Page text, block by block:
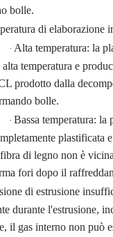
bolle.
di elaborazione
· Alta temperatura: la
alta temperatura e
prodotto dalla
bolle.
· Bassa temperatura: la
plastificata
di legno non è
fori dopo il
di estrusione
durante l'estrusione,
il gas interno non può